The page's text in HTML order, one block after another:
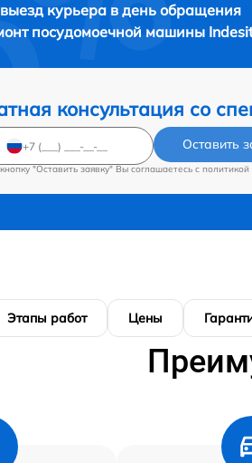
курьера в день обращения
посудомоечной машины
консультация со
Оставить
"Оставить заявку" Вы соглашаетесь c
Этапы работ Цены